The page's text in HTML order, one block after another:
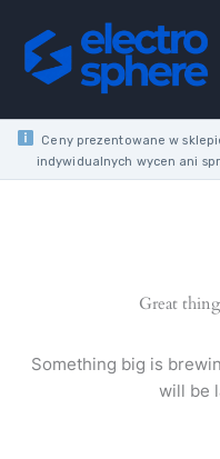
content
Ceny prezentowane w
indywidualnych wycen ani
Great
Something big is
will be